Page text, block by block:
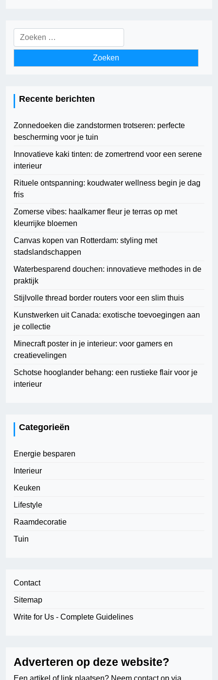
Zoeken
naar:
Recente berichten
Zonnedoeken die zandstormen trotseren: perfecte
bescherming voor je tuin
Innovatieve kaki tinten: de zomertrend voor een serene
interieur
Rituele ontspanning: koudwater wellness begin je dag
fris
Zomerse vibes: haalkamer fleur je terras op met
kleurrijke bloemen
Canvas kopen van Rotterdam: styling met
stadslandschappen
Waterbesparend douchen: innovatieve methodes in de
praktijk
Stijlvolle thread border routers voor een slim thuis
Kunstwerken uit Canada: exotische toevoegingen aan
je collectie
Minecraft poster in je interieur: voor gamers en
creatievelingen
Schotse hooglander behang: een rustieke flair voor je
interieur
Categorieën
Energie besparen
Interieur
Keuken
Lifestyle
Raamdecoratie
Tuin
Contact
Sitemap
Write for Us - Complete Guidelines
Adverteren op deze website?
Een artikel of link plaatsen? Neem contact op via